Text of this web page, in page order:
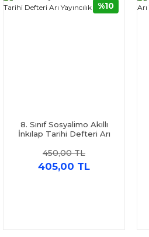
8. Sınıf Sosyalimo Akıllı
İnkılap Tarihi Defteri Arı
450,00 TL
405,00 TL
%10